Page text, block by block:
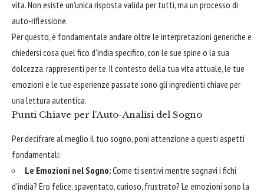
vita. Non esiste un'unica risposta valida per tutti, ma un processo di
auto-riflessione.
Per questo, è fondamentale andare oltre le interpretazioni generiche e
chiedersi cosa quel fico d'india specifico, con le sue spine o la sua
dolcezza, rappresenti per te. Il contesto della tua vita attuale, le tue
emozioni e le tue esperienze passate sono gli ingredienti chiave per
una lettura autentica.
Punti Chiave per l'Auto-Analisi del Sogno
Per decifrare al meglio il tuo sogno, poni attenzione a questi aspetti
fondamentali:
Le Emozioni nel Sogno:Come ti sentivi mentre sognavi i fichi
d'india? Ero felice, spaventato, curioso, frustrato? Le emozioni sono la